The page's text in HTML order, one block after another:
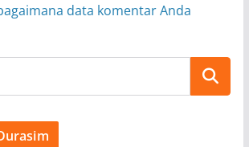
data komentar Anda